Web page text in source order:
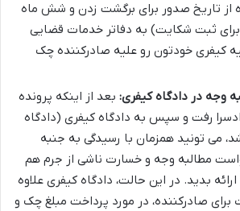
از تاریخ صدور برای برگشت زدن و شش ماه
برای ثبت شکایت) به دفاتر خدمات قضایی
کیفری خودتون رو علیه صادرکننده چک
وجه در دادگاه کیفری: بعد از اینکه پرونده
رفت و سپس به دادگاه کیفری (دادگاه
شد، می تونید همزمان با رسیدگی به جنبه
مطالبه وجه و خسارت ناشی از جرم هم
بدید. در این حالت، دادگاه کیفری علاوه
برای صادرکننده، در مورد پرداخت مبلغ چک و